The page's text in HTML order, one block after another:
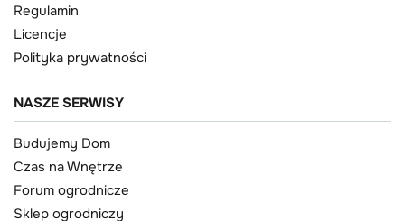
Regulamin
Licencje
Polityka prywatności
NASZE SERWISY
Budujemy Dom
Czas na Wnętrze
Forum ogrodnicze
Sklep ogrodniczy